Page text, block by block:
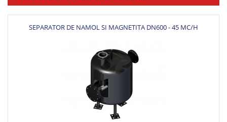
SEPARATOR DE NAMOL SI MAGNETITA DN600 - 45 MC/H